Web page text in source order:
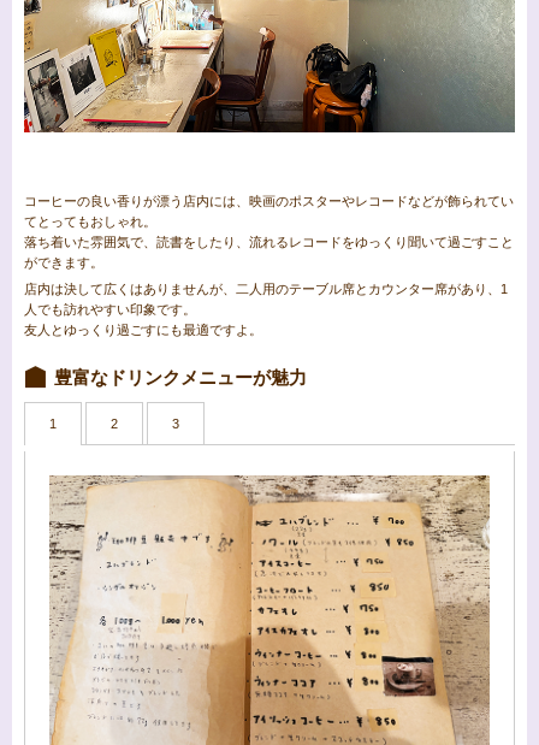
コーヒーの良い香りが漂う店内には、映画のポスターやレコードなどが飾られてい
てとってもおしゃれ。
落ち着いた雰囲気で、読書をしたり、流れるレコードをゆっくり聞いて過ごすこと
ができます。
店内は決して広くはありませんが、二人用のテーブル席とカウンター席があり、1
人でも訪れやすい印象です。
友人とゆっくり過ごすにも最適ですよ。
豊富なドリンクメニューが魅力
1 2 3